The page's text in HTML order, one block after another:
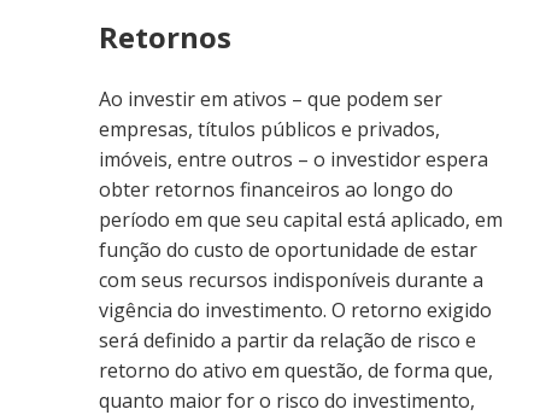
Retornos
Ao investir em ativos – que podem ser
empresas, títulos públicos e privados,
imóveis, entre outros – o investidor espera
obter retornos financeiros ao longo do
período em que seu capital está aplicado, em
função do custo de oportunidade de estar
com seus recursos indisponíveis durante a
vigência do investimento. O retorno exigido
será definido a partir da relação de risco e
retorno do ativo em questão, de forma que,
quanto maior for o risco do investimento,